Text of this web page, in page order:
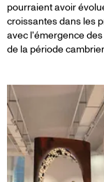
pourraient avoir
croissantes dans les
avec l'émergence
de la période